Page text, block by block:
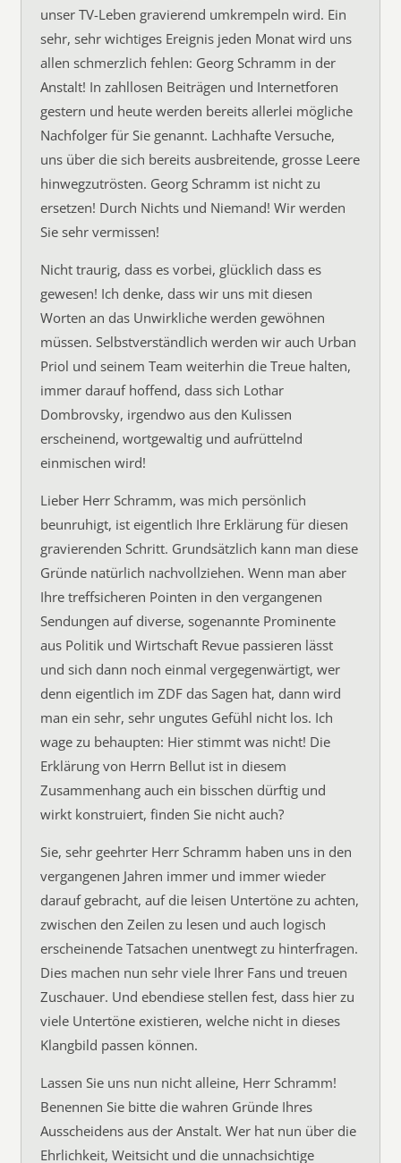
unser TV-Leben gravierend umkrempeln wird. Ein
sehr, sehr wichtiges Ereignis jeden Monat wird uns
allen schmerzlich fehlen: Georg Schramm in der
Anstalt! In zahllosen Beiträgen und Internetforen
gestern und heute werden bereits allerlei mögliche
Nachfolger für Sie genannt. Lachhafte Versuche,
uns über die sich bereits ausbreitende, grosse Leere
hinwegzutrösten. Georg Schramm ist nicht zu
ersetzen! Durch Nichts und Niemand! Wir werden
Sie sehr vermissen!
Nicht traurig, dass es vorbei, glücklich dass es
gewesen! Ich denke, dass wir uns mit diesen
Worten an das Unwirkliche werden gewöhnen
müssen. Selbstverständlich werden wir auch Urban
Priol und seinem Team weiterhin die Treue halten,
immer darauf hoffend, dass sich Lothar
Dombrovsky, irgendwo aus den Kulissen
erscheinend, wortgewaltig und aufrüttelnd
einmischen wird!
Lieber Herr Schramm, was mich persönlich
beunruhigt, ist eigentlich Ihre Erklärung für diesen
gravierenden Schritt. Grundsätzlich kann man diese
Gründe natürlich nachvollziehen. Wenn man aber
Ihre treffsicheren Pointen in den vergangenen
Sendungen auf diverse, sogenannte Prominente
aus Politik und Wirtschaft Revue passieren lässt
und sich dann noch einmal vergegenwärtigt, wer
denn eigentlich im ZDF das Sagen hat, dann wird
man ein sehr, sehr ungutes Gefühl nicht los. Ich
wage zu behaupten: Hier stimmt was nicht! Die
Erklärung von Herrn Bellut ist in diesem
Zusammenhang auch ein bisschen dürftig und
wirkt konstruiert, finden Sie nicht auch?
Sie, sehr geehrter Herr Schramm haben uns in den
vergangenen Jahren immer und immer wieder
darauf gebracht, auf die leisen Untertöne zu achten,
zwischen den Zeilen zu lesen und auch logisch
erscheinende Tatsachen unentwegt zu hinterfragen.
Dies machen nun sehr viele Ihrer Fans und treuen
Zuschauer. Und ebendiese stellen fest, dass hier zu
viele Untertöne existieren, welche nicht in dieses
Klangbild passen können.
Lassen Sie uns nun nicht alleine, Herr Schramm!
Benennen Sie bitte die wahren Gründe Ihres
Ausscheidens aus der Anstalt. Wer hat nun über die
Ehrlichkeit, Weitsicht und die unnachsichtige